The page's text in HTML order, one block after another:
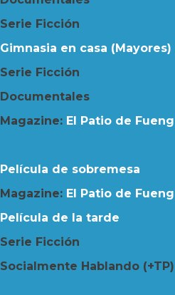
Serie Ficción
Gimnasia en casa (Mayores)
Serie Ficción
Documentales
Magazine: El Patio de
Película de sobremesa
Magazine: El Patio de
Película de la tarde
Serie Ficción
Socialmente Hablando (+TP)